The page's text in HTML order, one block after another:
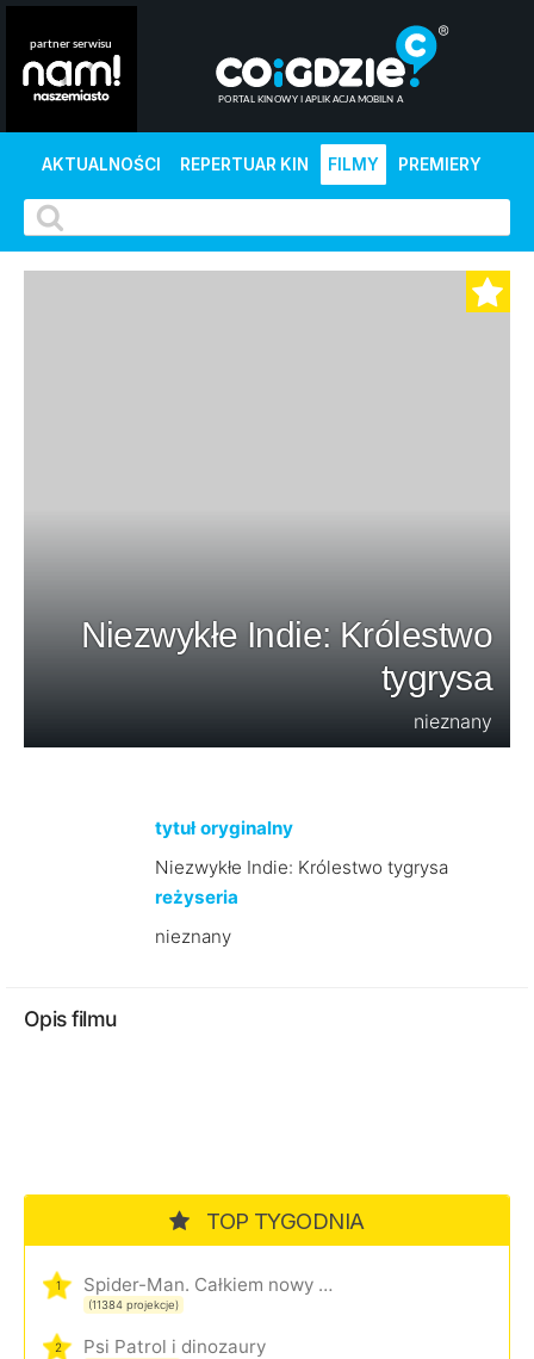
AKTUALNOŚCI REPERTUAR KIN FILMY PREMIERY
Niezwykłe Indie: Królestwo
tygrysa
nieznany
tytuł oryginalny
Niezwykłe Indie: Królestwo tygrysa
reżyseria
nieznany
Opis filmu
TOP TYGODNIA
1 Spider-Man. Całkiem nowy dzień
(11384 projekcje)
2 Psi Patrol i dinozaury